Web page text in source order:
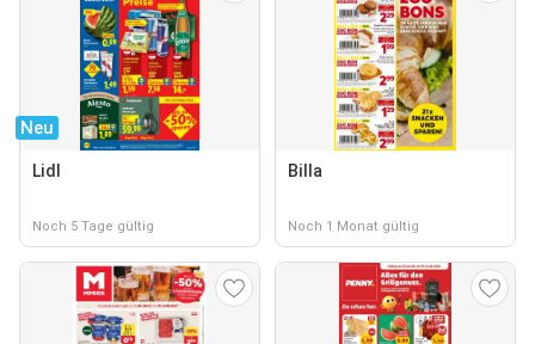
Neu
Lidl
Noch 5 Tage gültig
Billa
Noch 1 Monat gültig